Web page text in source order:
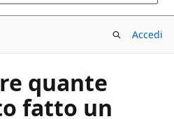
Accedi
quante
fatto un